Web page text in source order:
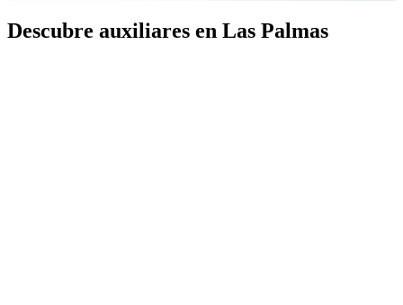
Descubre auxiliares en Las Palmas